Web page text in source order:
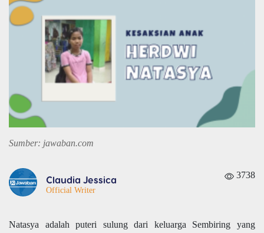
Sumber: jawaban.com
Claudia Jessica
Official Writer
3738
Natasya adalah puteri sulung dari keluarga Sembiring yang